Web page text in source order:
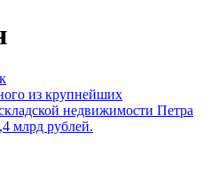
из крупнейших
недвижимости Петра
млрд рублей.